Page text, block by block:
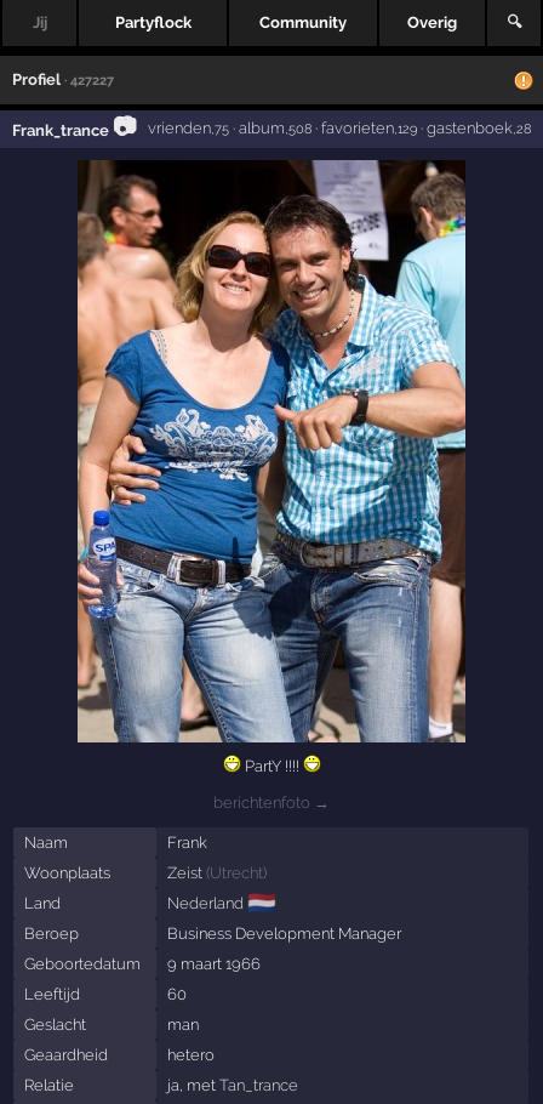
Jij Partyflock Community Overig 🔍
Profiel · 427227
Frank_trance 📷 vrienden,75· album ,508· favorieten,129· gastenboek,28
PartY !!!!
berichtenfoto →
Naam
Frank
Woonplaats
Zeist (Utrecht)
Land
Nederland 🇳🇱
Beroep
Business Development Manager
Geboortedatum
9 maart 1966
Leeftijd
60
Geslacht
man
Geaardheid
hetero
Relatie
ja, met Tan_trance